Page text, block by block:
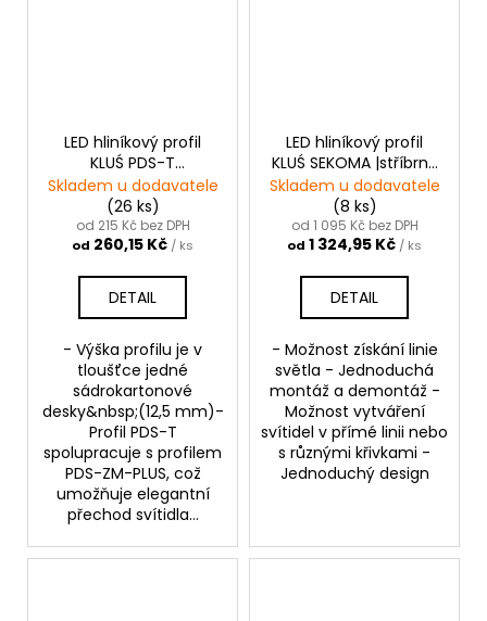
LED hliníkový profil
KLUŚ PDS-T
|neanodizovaná
Skladem u dodavatele
(26 ks)
od 215 Kč bez DPH
od 260,15 Kč / ks
DETAIL
- Výška profilu je v
tloušťce jedné
sádrokartonové
desky&nbsp;(12,5 mm)-
Profil PDS-T
spolupracuje s profilem
PDS-ZM-PLUS, což
umožňuje elegantní
přechod svítidla...
LED hliníkový profil
KLUŚ SEKOMA |stříbrná
anoda
Skladem u dodavatele
(8 ks)
od 1 095 Kč bez DPH
od 1 324,95 Kč / ks
DETAIL
- Možnost získání linie
světla - Jednoduchá
montáž a demontáž -
Možnost vytváření
svítidel v přímé linii nebo
s různými křivkami -
Jednoduchý design